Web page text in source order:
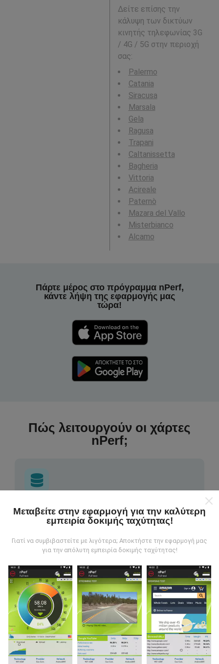
Δείτε επίσης την
κάλυψη των δικτύων
κινητής τηλεφωνίας 3G
/ 4G / 5G στην περιοχή
σας:
Palermo
Catania
Siracusa
Marsala
Gela
Ragusa
Trapani
Caltanissetta
Bagheria
Vittoria
Acireale
Paternò
Mazara del Vallo
Misterbianco
Alcamo
Πάρτε μέρος στο πρόγραμμα nPerf,
κάντε λήψη της εφαρμογής μας
τώρα!
Πώς λειτουργούν οι χάρτες
nPerf;
Από πού προέρχονται τα δεδομένα;
πραγματοποιούνται από χρήστες της εφαρμογής
nPerf. Αυτές είναι οι δοκιμές που διεξάγονται σε
θέλετε να συμμετάσχετε επίσης, το μόνο που έχετε
να κάνετε είναι να κατεβάσετε την εφαρμογή nPerf
στο smartphone σας.Όσο περισσότερα δεδομένα
υπάρχουν, τόσο πιο ολοκληρωμένοι θα είναι οι
χάρτες!
Μεταβείτε στην εφαρμογή για την καλύτερη
εμπειρία δοκιμής ταχύτητας!
Γιατί να συμβιβαστείτε με λιγότερα; Αποκτήστε την εφαρμογή μας
για την απόλυτη εμπειρία δοκιμής ταχύτητας!